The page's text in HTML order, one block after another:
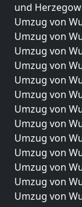
und
Umzug von
Umzug von
Umzug von
Umzug von
Umzug von
Umzug von
Umzug von
Umzug von
Umzug von
Umzug von
Umzug von
Umzug von
Umzug von